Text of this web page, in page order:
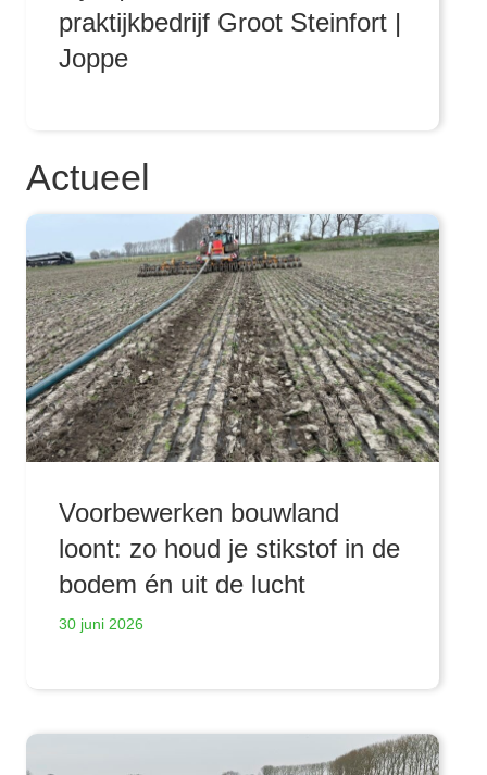
praktijkbedrijf Groot Steinfort |
Joppe
Actueel
Voorbewerken bouwland
loont: zo houd je stikstof in de
bodem én uit de lucht
30 juni 2026